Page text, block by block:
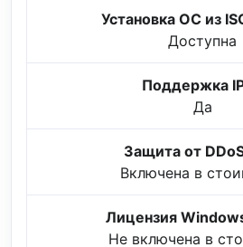
Установка ОС из
Доступна
Поддержка
Да
Защита от
Включена в
Лицензия
Не включена в